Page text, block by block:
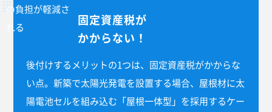
固定資産税が
かからない！
後付けするメリットの1つは、固定資産税がかからな
い点。新築で太陽光発電を設置する場合、屋根材に太
陽電池セルを組み込む「屋根一体型」を採用するケー